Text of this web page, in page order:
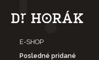
E-SHOP
Posledné pridané